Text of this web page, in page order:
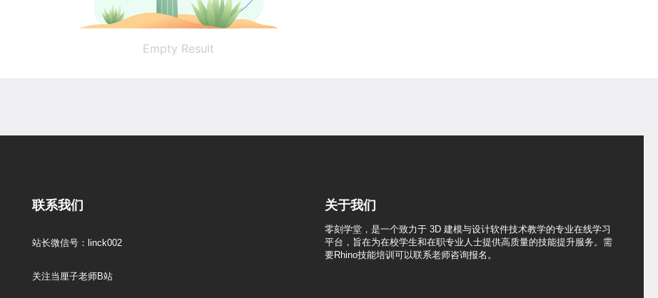
Empty Result
联系我们
站长微信号：linck002
关注当厘子老师B站
关于我们
零刻学堂，是一个致力于 3D 建模与设计软件技术教学的专业在线学习
平台，旨在为在校学生和在职专业人士提供高质量的技能提升服务。需
要Rhino技能培训可以联系老师咨询报名。